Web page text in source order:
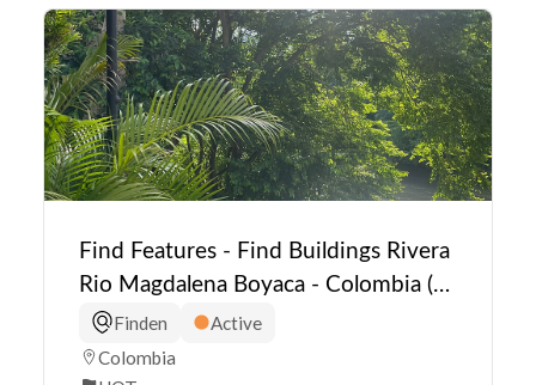
Find Features - Find Buildings Rivera
Rio Magdalena Boyaca - Colombia (1)
HOTFinden
Active
Colombia